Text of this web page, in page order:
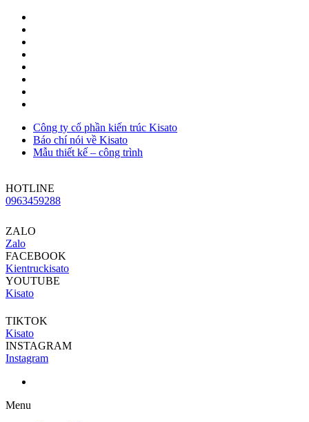
Công ty cổ phần kiến trúc Kisato
Báo chí nói về Kisato
Mẫu thiết kế – công trình
HOTLINE
0963459288
ZALO
Zalo
FACEBOOK
Kientruckisato
YOUTUBE
Kisato
TIKTOK
Kisato
INSTAGRAM
Instagram
Menu